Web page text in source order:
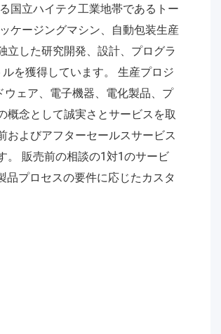
国立ハイテク工業地帯であるトー
ケージングマシン、自動包装生産
した研究開発、設計、プログラ
を獲得しています。 生産プロジ
ェア、電子機器、電化製品、プ
概念として誠実さとサービスを取
およびアフターセールスサービス
。 販売前の相談の1対1のサービ
プロセスの要件に応じたカスタ